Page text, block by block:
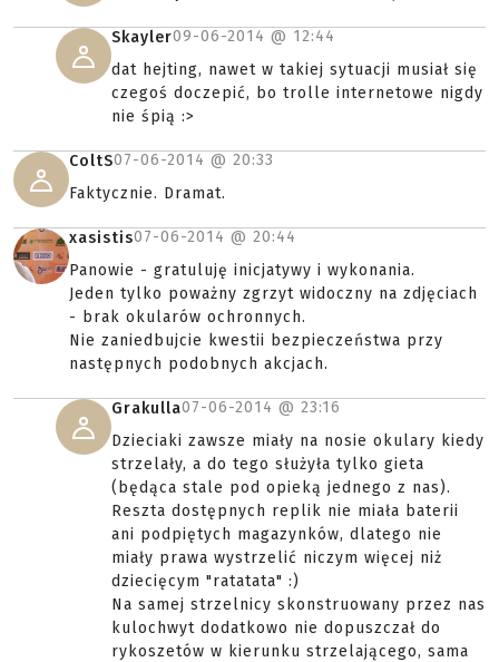
Skayler09-06-2014 @ 12:44
dat hejting, nawet w takiej sytuacji musiał się
czegoś doczepić, bo trolle internetowe nigdy
nie śpią :>
ColtS07-06-2014 @ 20:33
Faktycznie. Dramat.
xasistis07-06-2014 @ 20:44
Panowie - gratuluję inicjatywy i wykonania.
Jeden tylko poważny zgrzyt widoczny na zdjęciach
- brak okularów ochronnych.
Nie zaniedbujcie kwestii bezpieczeństwa przy
następnych podobnych akcjach.
Grakulla07-06-2014 @ 23:16
Dzieciaki zawsze miały na nosie okulary kiedy
strzelały, a do tego służyła tylko gieta
(będąca stale pod opieką jednego z nas).
Reszta dostępnych replik nie miała baterii
ani podpiętych magazynków, dlatego nie
miały prawa wystrzelić niczym więcej niż
dziecięcym "ratatata" :)
Na samej strzelnicy skonstruowany przez nas
kulochwyt dodatkowo nie dopuszczał do
rykoszetów w kierunku strzelającego, sama